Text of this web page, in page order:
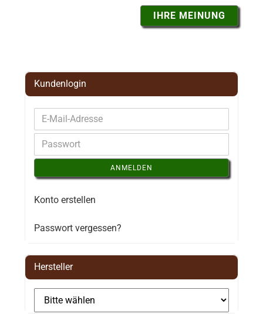
IHRE MEINUNG
Kundenlogin
ANMELDEN
Konto erstellen
Passwort vergessen?
Hersteller